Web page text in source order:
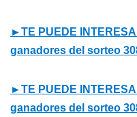
►TE PUEDE
ganadores del sorteo
►TE PUEDE
ganadores del sorteo